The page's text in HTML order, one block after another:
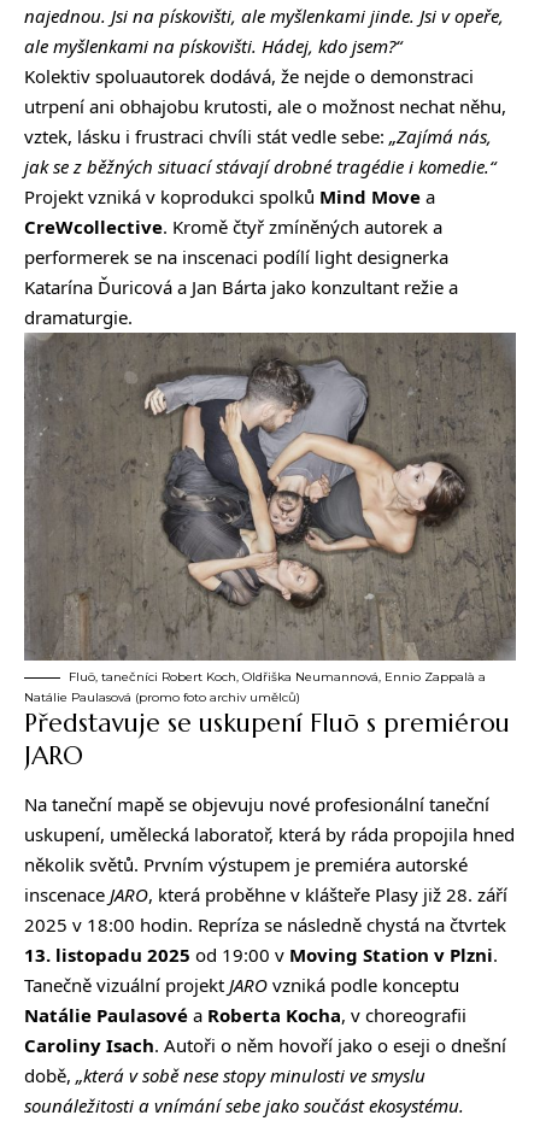
najednou. Jsi na pískovišti, ale myšlenkami jinde. Jsi v opeře,
ale myšlenkami na pískovišti. Hádej, kdo jsem?“
Kolektiv spoluautorek dodává, že nejde o demonstraci
utrpení ani obhajobu krutosti, ale o možnost nechat něhu,
vztek, lásku i frustraci chvíli stát vedle sebe: „Zajímá nás,
jak se z běžných situací stávají drobné tragédie i komedie.“
Projekt vzniká v koprodukci spolků Mind Move a
CreWcollective. Kromě čtyř zmíněných autorek a
performerek se na inscenaci podílí light designerka
Katarína Ďuricová a Jan Bárta jako konzultant režie a
dramaturgie.
Fluō, tanečníci Robert Koch, Oldřiška Neumannová, Ennio Zappalà a
Natálie Paulasová (promo foto archiv umělců)
Představuje se uskupení Fluō s premiérou
JARO
Na taneční mapě se objevuju nové profesionální taneční
uskupení, umělecká laboratoř, která by ráda propojila hned
několik světů. Prvním výstupem je premiéra autorské
inscenace JARO, která proběhne v klášteře Plasy již 28. září
2025 v 18:00 hodin. Repríza se následně chystá na čtvrtek
13. listopadu 2025 od 19:00 v Moving Station v Plzni.
Tanečně vizuální projekt JARO vzniká podle konceptu
Natálie Paulasové a Roberta Kocha, v choreografii
Caroliny Isach. Autoři o něm hovoří jako o eseji o dnešní
době, „která v sobě nese stopy minulosti ve smyslu
sounáležitosti a vnímání sebe jako součást ekosystému.